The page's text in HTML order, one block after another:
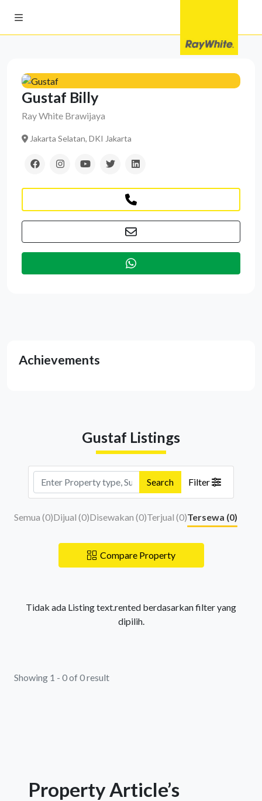
Gustaf Billy
Ray White Brawijaya
Jakarta Selatan, DKI Jakarta
Achievements
Gustaf Listings
Search Filter
Semua (0)Dijual (0)Disewakan (0)Terjual (0)Tersewa (0)
Compare Property
Tidak ada Listing text.rented berdasarkan filter yang
dipilih.
Showing 1 - 0 of 0 result
Property Article’s